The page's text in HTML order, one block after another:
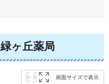
緑ヶ丘薬局
画面サイズで表示